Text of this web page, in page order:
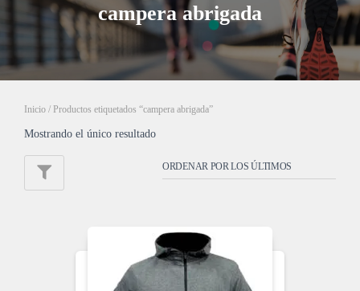
campera abrigada
Inicio / Productos etiquetados “campera abrigada”
Mostrando el único resultado